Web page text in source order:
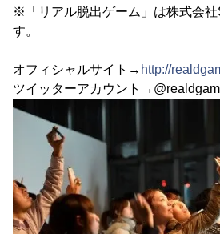
※「リアル脱出ゲーム」は株式会
す。
オフィシャルサイト→ http://
ツイッターアカウント